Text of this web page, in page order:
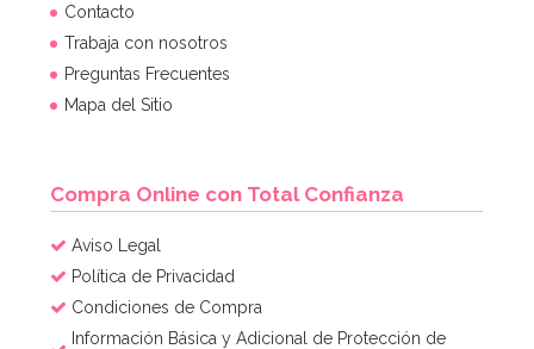
Contacto
Trabaja con nosotros
Preguntas Frecuentes
Mapa del Sitio
Compra Online con Total Confianza
Aviso Legal
Política de Privacidad
Condiciones de Compra
Información Básica y Adicional de Protección de